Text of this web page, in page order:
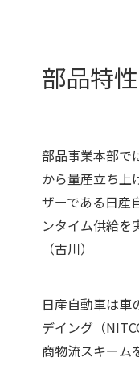
部品特
部品事業本部で
から量産立ち上
ザーである日産
ンタイム供給を
（古川）
日産自動車は車
デイング（
商物流スキーム